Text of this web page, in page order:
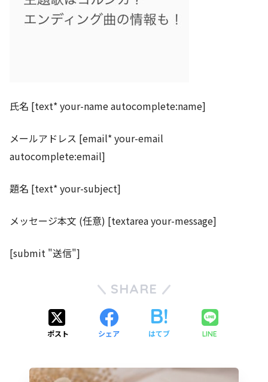
氏名 [text* your-name autocomplete:name]
メールアドレス [email* your-email
autocomplete:email]
題名 [text* your-subject]
メッセージ本文 (任意) [textarea your-message]
[submit "送信"]
SHARE
ポスト シェア はてブ LINE